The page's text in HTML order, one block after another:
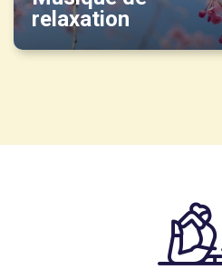
relaxation